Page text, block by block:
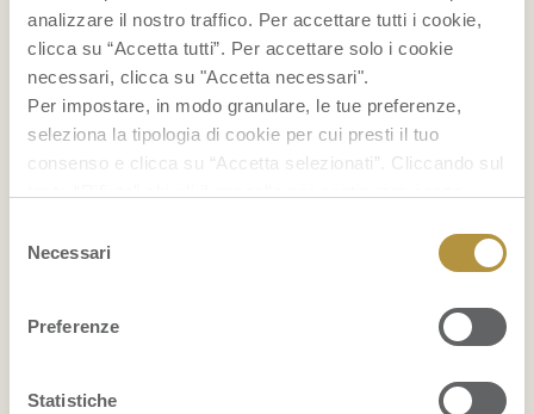
analizzare il nostro traffico. Per accettare tutti i cookie,
clicca su “Accetta tutti”. Per accettare solo i cookie
necessari, clicca su "Accetta necessari".
Per impostare, in modo granulare, le tue preferenze,
seleziona la tipologia di cookie per cui presti il tuo
consenso e clicca su “Accetta selezionati”. Cliccando sul
Se vuoi saperne di più clicca
per accedere alla
delNecessari
Preferenze
Statistiche
RICETTE